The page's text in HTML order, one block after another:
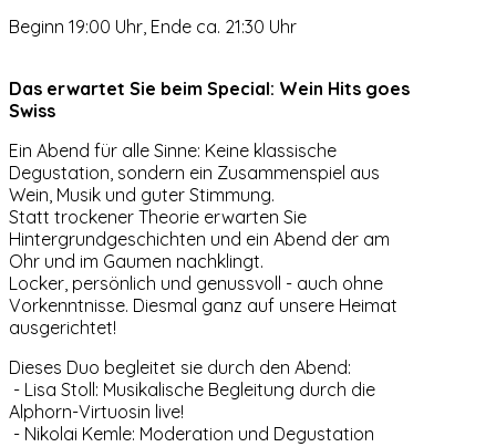
Beginn 19:00 Uhr, Ende ca. 21:30 Uhr
Das erwartet Sie beim Special: Wein Hits goes
Swiss
Ein Abend für alle Sinne: Keine klassische
Degustation, sondern ein Zusammenspiel aus
Wein, Musik und guter Stimmung.
Statt trockener Theorie erwarten Sie
Hintergrundgeschichten und ein Abend der am
Ohr und im Gaumen nachklingt.
Locker, persönlich und genussvoll - auch ohne
Vorkenntnisse. Diesmal ganz auf unsere Heimat
ausgerichtet!
Dieses Duo begleitet sie durch den Abend:
- Lisa Stoll: Musikalische Begleitung durch die
Alphorn-Virtuosin live!
- Nikolai Kemle: Moderation und Degustation